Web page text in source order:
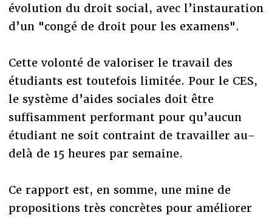
évolution du droit social, avec l’instauration
d’un "congé de droit pour les examens".
Cette volonté de valoriser le travail des
étudiants est toutefois limitée. Pour le CES,
le système d’aides sociales doit être
suffisamment performant pour qu’aucun
étudiant ne soit contraint de travailler au-
delà de 15 heures par semaine.
Ce rapport est, en somme, une mine de
propositions très concrètes pour améliorer